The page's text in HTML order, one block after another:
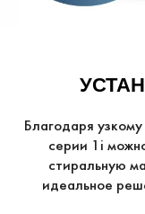
Благодаря
серии 1i
стиральную
идеальное